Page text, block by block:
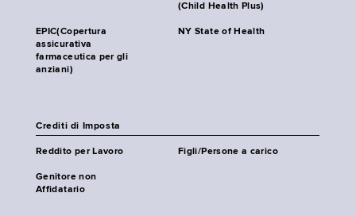
(Child Health Plus)
EPIC(Copertura
assicurativa
farmaceutica per gli
anziani)
NY State of Health
Crediti di Imposta
Reddito per Lavoro Figli/Persone a carico
Genitore non
Affidatario